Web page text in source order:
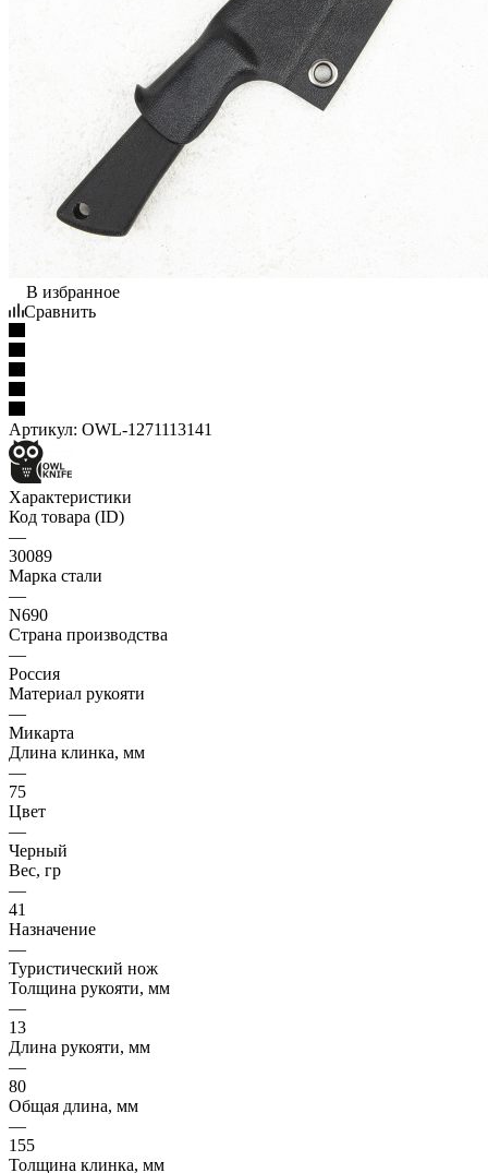
В избранное
Сравнить
Артикул: OWL-1271113141
Характеристики
Код товара (ID)
—
30089
Марка стали
—
N690
Страна производства
—
Россия
Материал рукояти
—
Микарта
Длина клинка, мм
—
75
Цвет
—
Черный
Вес, гр
—
41
Назначение
—
Туристический нож
Толщина рукояти, мм
—
13
Длина рукояти, мм
—
80
Общая длина, мм
—
155
Толщина клинка, мм